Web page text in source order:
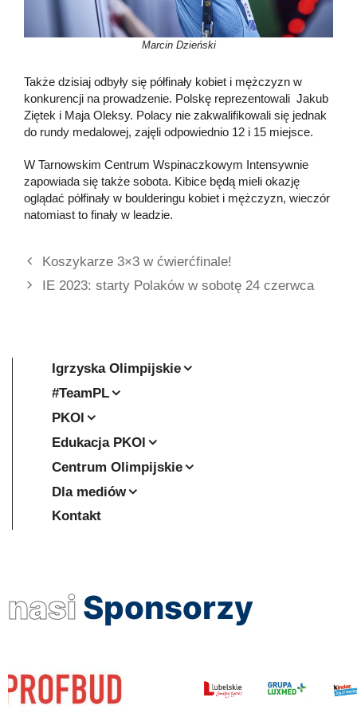
Marcin Dzieński
Także dzisiaj odbyły się półfinały kobiet i mężczyzn w
konkurencji na prowadzenie. Polskę reprezentowali Jakub
Ziętek i Maja Oleksy. Polacy nie zakwalifikowali się jednak
do rundy medalowej, zajęli odpowiednio 12 i 15 miejsce.
W Tarnowskim Centrum Wspinaczkowym Intensywnie
zapowiada się także sobota. Kibice będą mieli okazję
oglądać półfinały w boulderingu kobiet i mężczyzn, wieczór
natomiast to finały w leadzie.
Koszykarze 3×3 w ćwierćfinale!
IE 2023: starty Polaków w sobotę 24 czerwca
Igrzyska Olimpijskie
#TeamPL
PKOl
Edukacja PKOl
Centrum Olimpijskie
Dla mediów
Kontakt
nasi Sponsorzy